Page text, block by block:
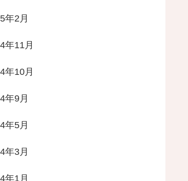
年2月
年11月
年10月
年9月
年5月
年3月
年1月